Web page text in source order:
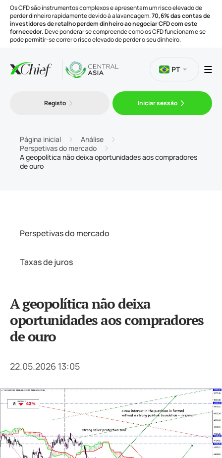
Os CFD são instrumentos complexos e apresentam um risco elevado de
perder dinheiro rapidamente devido à alavancagem.70,6% das contas de
investidores de retalho perdem dinheiro ao negociar CFD com este
fornecedor.Deve ponderar se compreende como os CFD funcionam e se
pode permitir-se correr o risco elevado de perder o seu dinheiro.
Negociação
Ferramentas
PT
Registo Iniciar sessão
Página inicial
Análise
Perspetivas do mercado
A geopolítica não deixa oportunidades aos compradores
de ouro
Perspetivas do mercado
Taxas de juros
A geopolítica não deixa
oportunidades aos compradores
de ouro
22.05.2026 13:05